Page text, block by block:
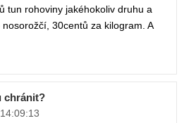
tun rohoviny jakéhokoliv druhu a
30centů za kilogram. A
chránit?